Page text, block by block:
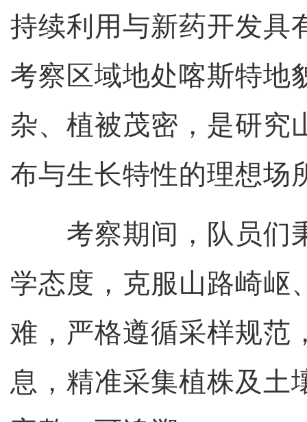
持续利用与新药开发具
考察区域地处喀斯特地
杂、植被茂密，是研究
布与生长特性的理想场
考察期间，队员们
学态度，克服山路崎岖
难，严格遵循采样规范
息，精准采集植株及土